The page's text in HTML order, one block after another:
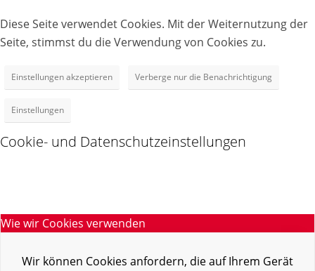
Diese Seite verwendet Cookies. Mit der Weiternutzung der
Seite, stimmst du die Verwendung von Cookies zu.
Einstellungen akzeptieren Verberge nur die Benachrichtigung
Einstellungen
Cookie- und Datenschutzeinstellungen
Wie wir Cookies verwenden
Wir können Cookies anfordern, die auf Ihrem Gerät